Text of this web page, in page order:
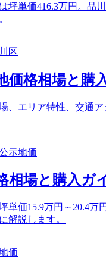
坪単価416.3万円。品
区
価格相場と購
、エリア特性、交通
示地価
相場と購入ガ
単価15.9万円～20.4
解説します。
価